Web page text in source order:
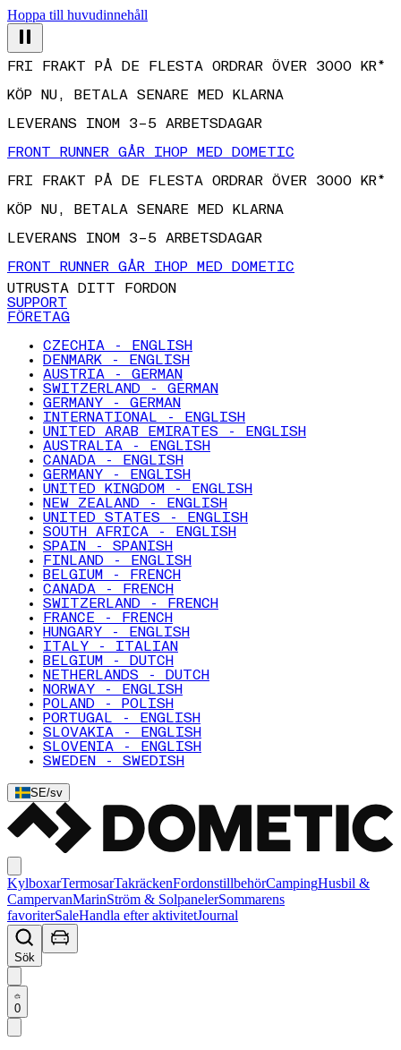
Hoppa till huvudinnehåll
KÖP NU, BETALA SENARE MED KLARNA
LEVERANS INOM 3–5 ARBETSDAGAR
FRONT RUNNER GÅR IHOP MED DOMETIC
FRI FRAKT PÅ DE FLESTA ORDRAR ÖVER 3000 KR*
KÖP NU, BETALA SENARE MED KLARNA
LEVERANS INOM 3–5 ARBETSDAGAR
FRONT RUNNER GÅR IHOP MED DOMETIC
UTRUSTA DITT FORDON
SUPPORT
FÖRETAG
CZECHIA - ENGLISH
DENMARK - ENGLISH
AUSTRIA - GERMAN
SWITZERLAND - GERMAN
GERMANY - GERMAN
INTERNATIONAL - ENGLISH
UNITED ARAB EMIRATES - ENGLISH
AUSTRALIA - ENGLISH
CANADA - ENGLISH
GERMANY - ENGLISH
UNITED KINGDOM - ENGLISH
NEW ZEALAND - ENGLISH
UNITED STATES - ENGLISH
SOUTH AFRICA - ENGLISH
SPAIN - SPANISH
FINLAND - ENGLISH
BELGIUM - FRENCH
CANADA - FRENCH
SWITZERLAND - FRENCH
FRANCE - FRENCH
HUNGARY - ENGLISH
ITALY - ITALIAN
BELGIUM - DUTCH
NETHERLANDS - DUTCH
NORWAY - ENGLISH
POLAND - POLISH
PORTUGAL - ENGLISH
SLOVAKIA - ENGLISH
SLOVENIA - ENGLISH
SWEDEN - SWEDISH
SE/sv
KylboxarTermosarTakräckenFordonstillbehörCampingHusbil &
CampervanMarinStröm & SolpanelerSommarens
favoriterSaleHandla efter aktivitetJournal
Sök
0